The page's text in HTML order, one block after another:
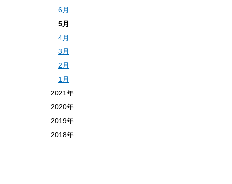
6月
5月
4月
3月
2月
1月
2021年
2020年
2019年
2018年